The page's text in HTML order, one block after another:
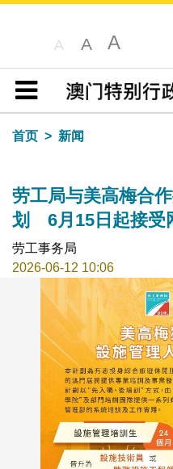
A A A
目录
首页
新闻
劳工局与美高梅合
划 6月15日起接受
劳工事务局
2026-06-12 10:06